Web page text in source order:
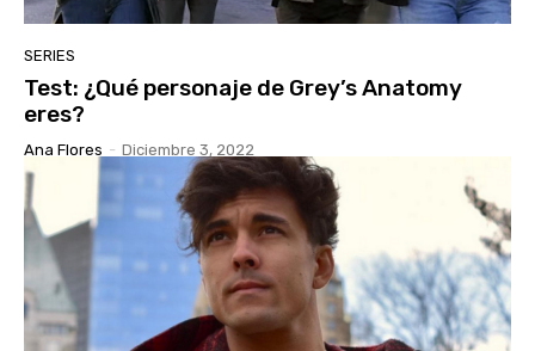
SERIES
Test: ¿Qué personaje de Grey’s Anatomy
eres?
Ana Flores - Diciembre 3, 2022